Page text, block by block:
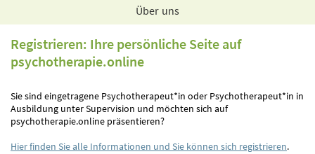
Über uns
Registrieren: Ihre persönliche Seite auf
psychotherapie.online
Sie sind eingetragene Psychotherapeut*in oder Psychotherapeut*in in
Ausbildung unter Supervision und möchten sich auf
psychotherapie.online präsentieren?
Hier finden Sie alle Informationen und Sie können sich registrieren.